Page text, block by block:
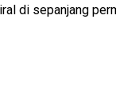
di sepanjang